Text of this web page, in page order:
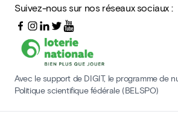
Suivez-nous sur nos réseaux sociaux :
Avec le support de DIGIT, le programme de
Politique scientifique fédérale (BELSPO)